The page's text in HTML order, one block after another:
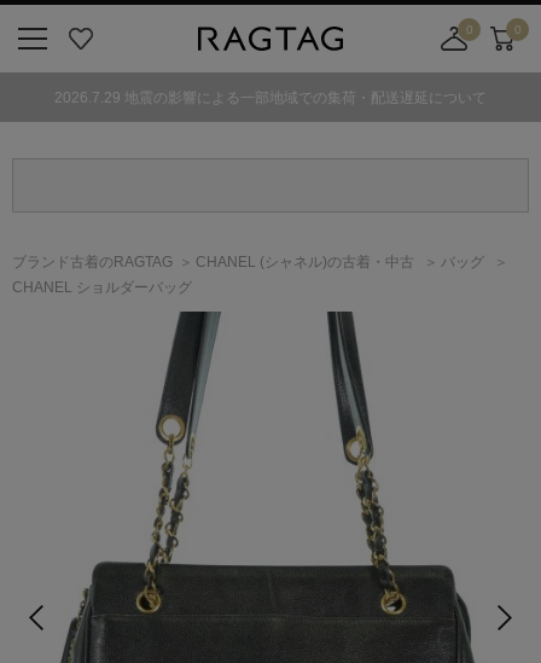
気
0
舗
カ
ト
0
2026.7.29 地震の影響による一部地域での集荷・配送遅延について
ブランド古着のRAGTAG CHANEL (シャネル)の古着・中古
バッグ
CHANEL ショルダーバッグ